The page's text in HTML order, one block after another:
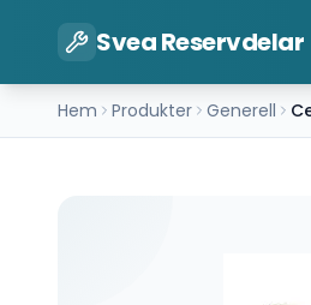
Svea Reservdelar
Hem Produkter Generell